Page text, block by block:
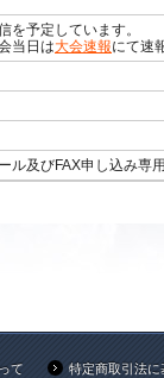
を予定しています。
当日は大会速報にて速
ル及びFAX申し込み専
て 特定商取引法に